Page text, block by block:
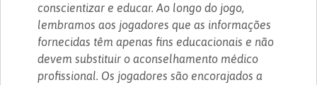
conscientizar e educar. Ao longo do jogo,
lembramos aos jogadores que as informações
fornecidas têm apenas fins educacionais e não
devem substituir o aconselhamento médico
profissional. Os jogadores são encorajados a